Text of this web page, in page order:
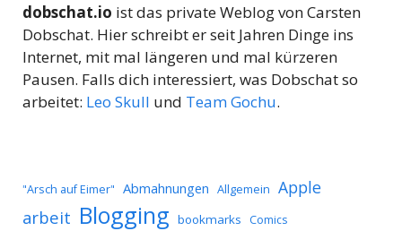
dobschat.io ist das private Weblog von Carsten
Dobschat. Hier schreibt er seit Jahren Dinge ins
Internet, mit mal längeren und mal kürzeren
Pausen. Falls dich interessiert, was Dobschat so
arbeitet: Leo Skull und Team Gochu.
"Arsch auf Eimer" Abmahnungen Allgemein Apple
arbeit Blogging bookmarks Comics